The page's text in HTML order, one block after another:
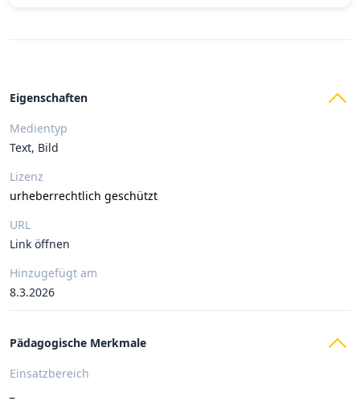
Eigenschaften
Medientyp
Text, Bild
Lizenz
urheberrechtlich geschützt
URL
Link öffnen
Hinzugefügt am
8.3.2026
Pädagogische Merkmale
Einsatzbereich